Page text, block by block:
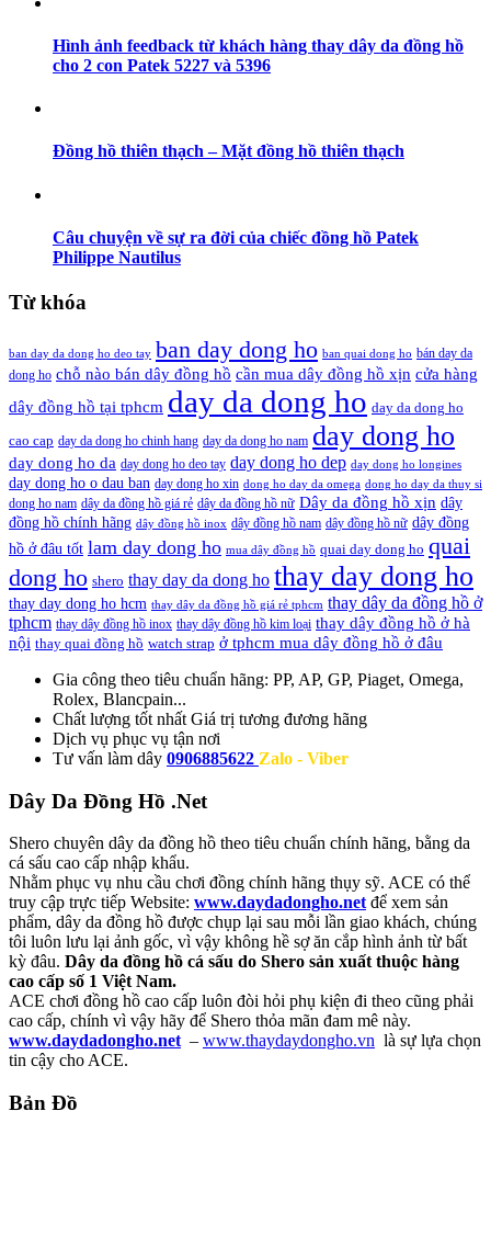
Hình ảnh feedback từ khách hàng thay dây da đồng hồ
cho 2 con Patek 5227 và 5396
Đồng hồ thiên thạch – Mặt đồng hồ thiên thạch
Câu chuyện về sự ra đời của chiếc đồng hồ Patek
Philippe Nautilus
Từ khóa
ban day da dong ho deo tay ban day dong ho ban quai dong ho bán day da
dong ho chỗ nào bán dây đồng hồ cần mua dây đồng hồ xịn cửa hàng
dây đồng hồ tại tphcm day da dong ho day da dong ho
cao cap day da dong ho chinh hang day da dong ho nam day dong ho
day dong ho da day dong ho deo tay day dong ho dep day dong ho longines
day dong ho o dau ban day dong ho xin dong ho day da omega dong ho day da thuy si
dong ho nam dây da đồng hồ giá rẻ dây da đồng hồ nữ Dây da đồng hồ xịn dây
đồng hồ chính hãng dây đồng hồ inox dây đồng hồ nam dây đồng hồ nữ dây đồng
hồ ở đâu tốt lam day dong ho mua dây đồng hồ quai day dong ho quai
dong ho shero thay day da dong ho thay day dong ho
thay day dong ho hcm thay dây da đồng hồ giá rẻ tphcm thay dây da đồng hồ ở
tphcm thay dây đồng hồ inox thay dây đồng hồ kim loại thay dây đồng hồ ở hà
nội thay quai đồng hồ watch strap ở tphcm mua dây đồng hồ ở đâu
Gia công theo tiêu chuẩn hãng: PP, AP, GP, Piaget, Omega,
Rolex, Blancpain...
Chất lượng tốt nhất Giá trị tương đương hãng
Dịch vụ phục vụ tận nơi
Tư vấn làm dây 0906885622 Zalo - Viber
Dây Da Đồng Hồ .Net
Shero chuyên dây da đồng hồ theo tiêu chuẩn chính hãng, bằng da
cá sấu cao cấp nhập khẩu.
Nhằm phục vụ nhu cầu chơi đồng chính hãng thụy sỹ. ACE có thể
truy cập trực tiếp Website: www.daydadongho.net để xem sản
phẩm, dây da đồng hồ được chụp lại sau mỗi lần giao khách, chúng
tôi luôn lưu lại ảnh gốc, vì vậy không hề sợ ăn cắp hình ảnh từ bất
kỳ đâu. Dây da đồng hồ cá sấu do Shero sản xuất thuộc hàng
cao cấp số 1 Việt Nam.
ACE chơi đồng hồ cao cấp luôn đòi hỏi phụ kiện đi theo cũng phải
cao cấp, chính vì vậy hãy để Shero thỏa mãn đam mê này.
www.daydadongho.net – www.thaydaydongho.vn là sự lựa chọn
tin cậy cho ACE.
Bản Đồ